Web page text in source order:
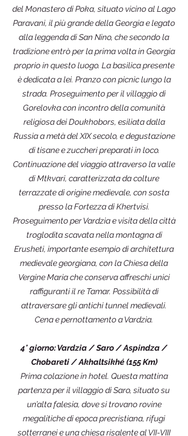
del Monastero di Poka, situato vicino al Lago
Paravani, il più grande della Georgia e legato
alla leggenda di San Nino, che secondo la
tradizione entrò per la prima volta in Georgia
proprio in questo luogo. La basilica presente
è dedicata a lei. Pranzo con picnic lungo la
strada. Proseguimento per il villaggio di
Gorelovka con incontro della comunità
religiosa dei Doukhobors, esiliata dalla
Russia a metà del XIX secolo, e degustazione
di tisane e zuccheri preparati in loco.
Continuazione del viaggio attraverso la valle
di Mtkvari, caratterizzata da colture
terrazzate di origine medievale, con sosta
presso la Fortezza di Khertvisi.
Proseguimento per Vardzia e visita della città
troglodita scavata nella montagna di
Erusheti, importante esempio di architettura
medievale georgiana, con la Chiesa della
Vergine Maria che conserva affreschi unici
raffiguranti il re Tamar. Possibilità di
attraversare gli antichi tunnel medievali.
Cena e pernottamento a Vardzia.
4° giorno: Vardzia / Saro / Aspindza /
Chobareti / Akhaltsikhé (155 Km)
Prima colazione in hotel. Questa mattina
partenza per il villaggio di Saro, situato su
un’alta falesia, dove si trovano rovine
megalitiche di epoca precristiana, rifugi
sotterranei e una chiesa risalente al VII-VIII